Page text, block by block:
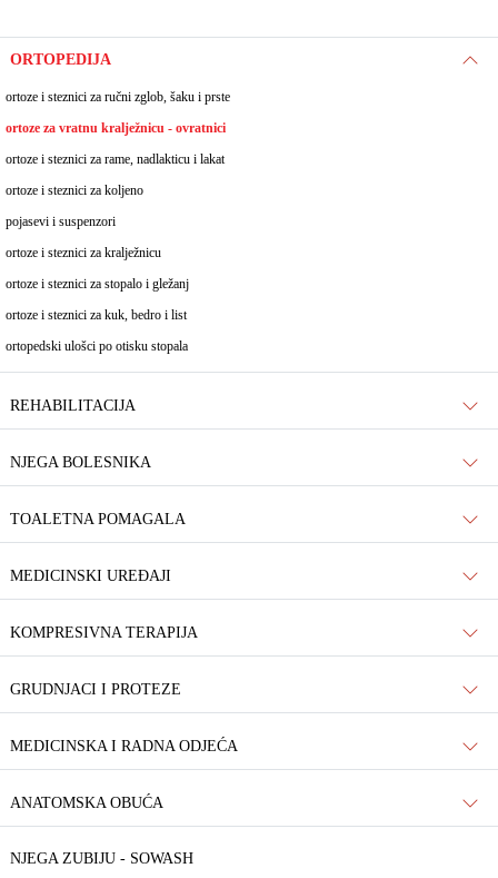
ORTOPEDIJA
ortoze i steznici za ručni zglob, šaku i prste
ortoze za vratnu kralježnicu - ovratnici
ortoze i steznici za rame, nadlakticu i lakat
ortoze i steznici za koljeno
pojasevi i suspenzori
ortoze i steznici za kralježnicu
ortoze i steznici za stopalo i gležanj
ortoze i steznici za kuk, bedro i list
ortopedski ulošci po otisku stopala
REHABILITACIJA
NJEGA BOLESNIKA
TOALETNA POMAGALA
MEDICINSKI UREĐAJI
KOMPRESIVNA TERAPIJA
GRUDNJACI I PROTEZE
MEDICINSKA I RADNA ODJEĆA
ANATOMSKA OBUĆA
NJEGA ZUBIJU - SOWASH